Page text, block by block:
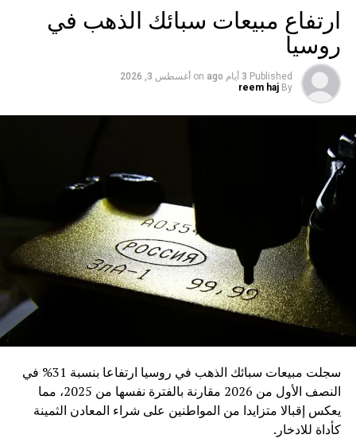
ارتفاع مبيعات سبائك الذهب في
روسيا
Published 3 أيام ago on أغسطس 3, 2026
By
reem haj
سجلت مبيعات سبائك الذهب في روسيا ارتفاعا بنسبة 31% في
النصف الأول من 2026 مقارنة بالفترة نفسها من 2025، مما
يعكس إقبالا متزايدا من المواطنين على شراء المعادن الثمينة
كأداة للادخار.